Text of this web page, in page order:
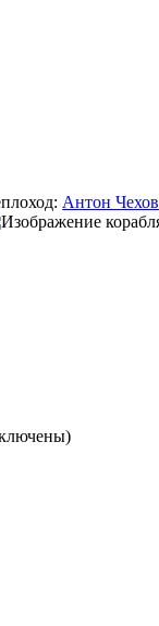
Антон Чехов